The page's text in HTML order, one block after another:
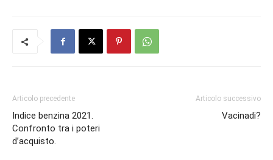
Articolo precedente
Indice benzina 2021.
Confronto tra i poteri
d’acquisto.
Articolo successivo
Vacinadi?